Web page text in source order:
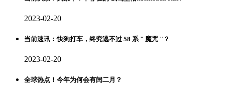
2023-02-20
当前速讯：快狗打车，终究逃不过 58 系 " 魔咒 "？
2023-02-20
全球热点！今年为何会有闰二月？